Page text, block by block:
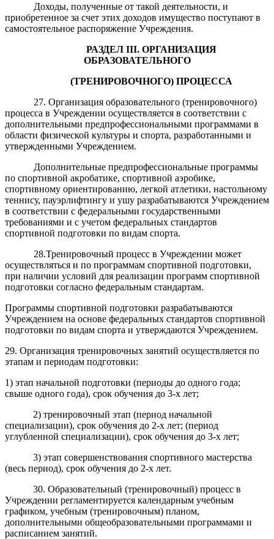
Доходы, полученные от такой деятельности, и
приобретенное за счет этих доходов имущество поступают в
самостоятельное распоряжение Учреждения.
РАЗДЕЛ III. ОРГАНИЗАЦИЯ
ОБРАЗОВАТЕЛЬНОГО
(ТРЕНИРОВОЧНОГО)ПРОЦЕССА
27. Организация образовательного (тренировочного)
процесса в Учреждении осуществляется в соответствии с
дополнительными предпрофессиональными программами в
области физической культуры и спорта, разработанными и
утвержденными Учреждением.
Дополнительные предпрофессиональные программы
по спортивной акробатике, спортивной аэробике,
спортивному ориентированию, легкой атлетики, настольному
теннису, пауэрлифтингу и ушу разрабатываются Учреждением
в соответствии с федеральными государственными
требованиями и с учетом федеральных стандартов
спортивной подготовки по видам спорта.
28.Тренировочный процесс в Учреждении может
осуществляться и по программам спортивной подготовки,
при наличии условий для реализации программ спортивной
подготовки согласно федеральным стандартам.
Программы спортивной подготовки разрабатываются
Учреждением на основе федеральных стандартов спортивной
подготовки по видам спорта и утверждаются Учреждением.
29. Организация тренировочных занятий осуществляется по
этапам и периодам подготовки:
1) этап начальной подготовки (периоды до одного года;
свыше одного года), срок обучения до 3-х лет;
2) тренировочный этап (период начальной
специализации), срок обучения до 2-х лет; (период
углубленной специализации), срок обучения до 3-х лет;
3) этап совершенствования спортивного мастерства
(весь период), срок обучения до 2-х лет.
30. Образовательный (тренировочный) процесс в
Учреждении регламентируется календарным учебным
графиком, учебным (тренировочным) планом,
дополнительными общеобразовательными программами и
расписанием занятий.